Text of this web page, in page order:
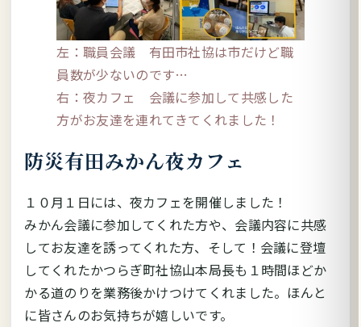
左：職員会議 有田市社協は市だけど職
員数が少ないのです…
右：夜カフェ 会議に参加して共感した
方がお友達を連れてきてくれました！
防災有田みかん夜カフェ
１０月１日には、夜カフェを開催しました！
みかん会議に参加してくれた方や、会議内容に共感
してお友達を誘ってくれた方、そして！会議に登壇
してくれたかつらぎ町社協山本局長も１時間ほどか
かる道のりを業務後かけつけてくれました。ほんと
に皆さんのお気持ちが嬉しいです。